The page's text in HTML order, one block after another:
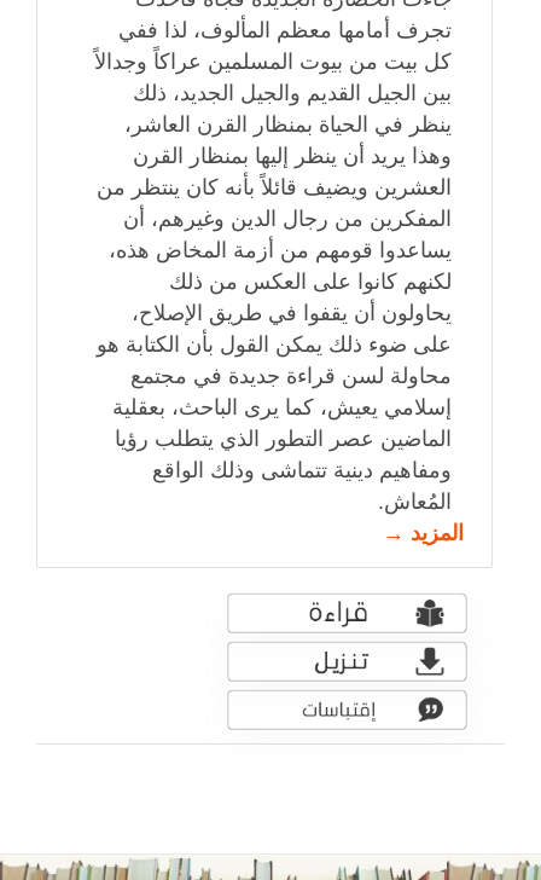
تجرف أمامها معظم المألوف، لذا ففي
كل بيت من بيوت المسلمين عراكاً وجدالاً
بين الجيل القديم والجيل الجديد، ذلك
ينظر في الحياة بمنظار القرن العاشر،
وهذا يريد أن ينظر إليها بمنظار القرن
العشرين ويضيف قائلاً بأنه كان ينتظر من
المفكرين من رجال الدين وغيرهم، أن
يساعدوا قومهم من أزمة المخاض هذه،
لكنهم كانوا على العكس من ذلك
يحاولون أن يقفوا في طريق الإصلاح،
على ضوء ذلك يمكن القول بأن الكتابة هو
محاولة لسن قراءة جديدة في مجتمع
إسلامي يعيش، كما يرى الباحث، بعقلية
الماضين عصر التطور الذي يتطلب رؤيا
ومفاهيم دينية تتماشى وذلك الواقع
المُعاش.
المزيد →